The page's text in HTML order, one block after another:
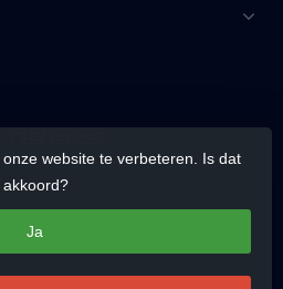
website te verbeteren. Is dat
akkoord?
Ja